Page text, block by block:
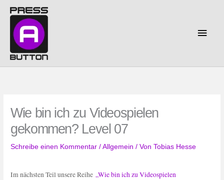
Inhalt
springen
Wie bin ich zu Videospielen
gekommen? Level 07
Schreibe einen Kommentar /Allgemein / VonTobias Hesse
Im nächsten Teil unsere Reihe„Wie bin ich zu Videospielen